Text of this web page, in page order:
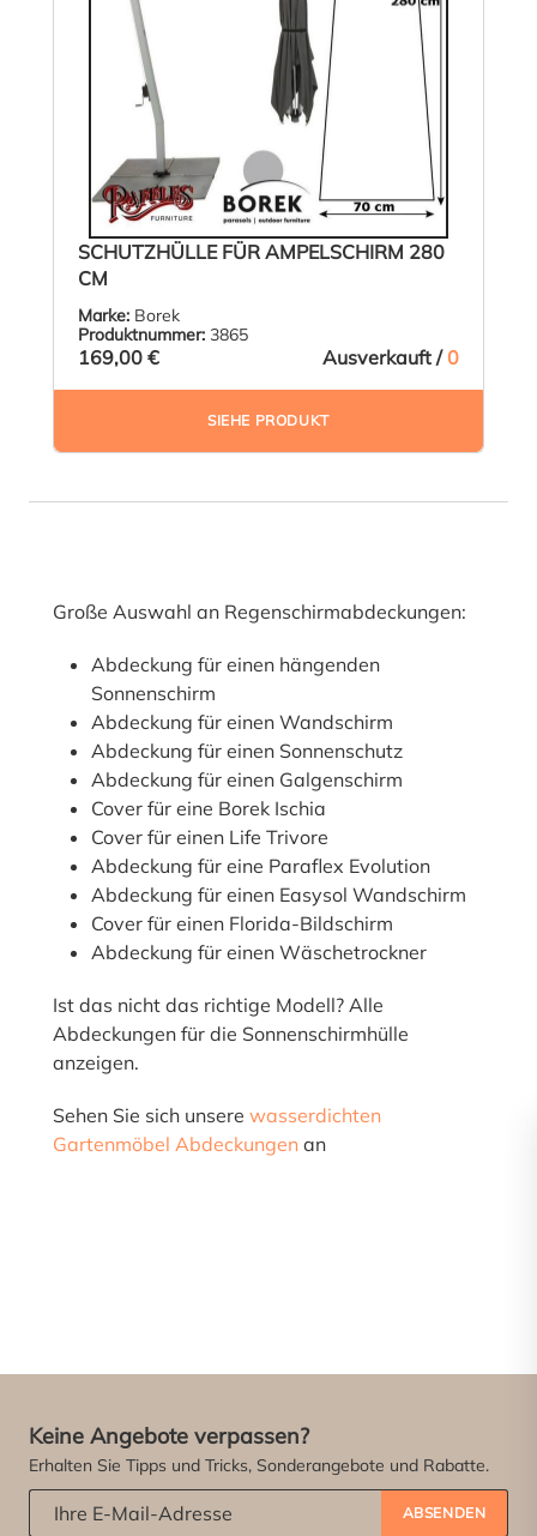
SCHUTZHÜLLE FÜR AMPELSCHIRM 280
CM
Marke: Borek
Produktnummer: 3865
169,00 € Ausverkauft /0
SIEHE PRODUKT
Große Auswahl an Regenschirmabdeckungen:
Abdeckung für einen hängenden
Sonnenschirm
Abdeckung für einen Wandschirm
Abdeckung für einen Sonnenschutz
Abdeckung für einen Galgenschirm
Cover für eine Borek Ischia
Cover für einen Life Trivore
Abdeckung für eine Paraflex Evolution
Abdeckung für einen Easysol Wandschirm
Cover für einen Florida-Bildschirm
Abdeckung für einen Wäschetrockner
Ist das nicht das richtige Modell? Alle
Abdeckungen für die Sonnenschirmhülle
anzeigen.
Sehen Sie sich unsere wasserdichten
Gartenmöbel Abdeckungen an
Keine Angebote verpassen?
Erhalten Sie Tipps und Tricks, Sonderangebote und Rabatte.
ABSENDEN